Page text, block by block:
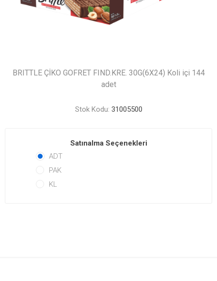
BRITTLE ÇİKO GOFRET FIND.KRE. 30G(6X24) Koli içi 144
adet
Stok Kodu: 31005500
Satınalma Seçenekleri
ADT
PAK
KL